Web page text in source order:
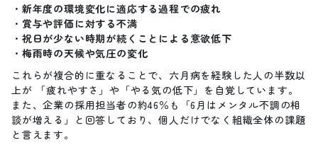
新年度の環境変化に適応する過程での疲れ
賞与や評価に対する不満
祝日が少ない時期が続くことによる意欲低下
梅雨時の天候や気圧の変化
これらが複合的に重なることで、六月病を経験した人の半数以
上が 「疲れやすさ」や「やる気の低下」を自覚しています。
また、企業の採用担当者の約46％も「6月はメンタル不調の相
談が増える」と回答しており、個人だけでなく組織全体の課題
と言えます。